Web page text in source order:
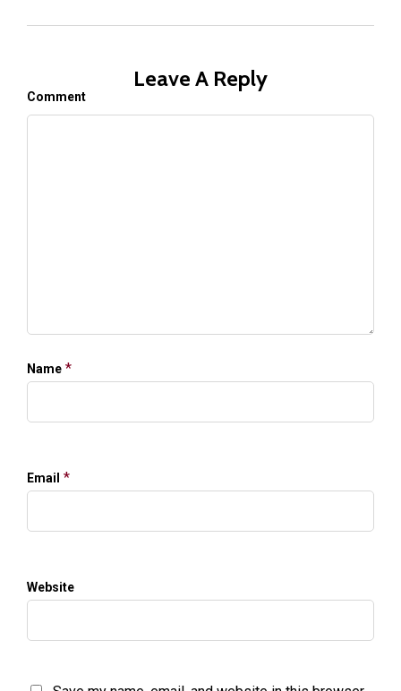
Leave A Reply
Comment
Name *
Email *
Website